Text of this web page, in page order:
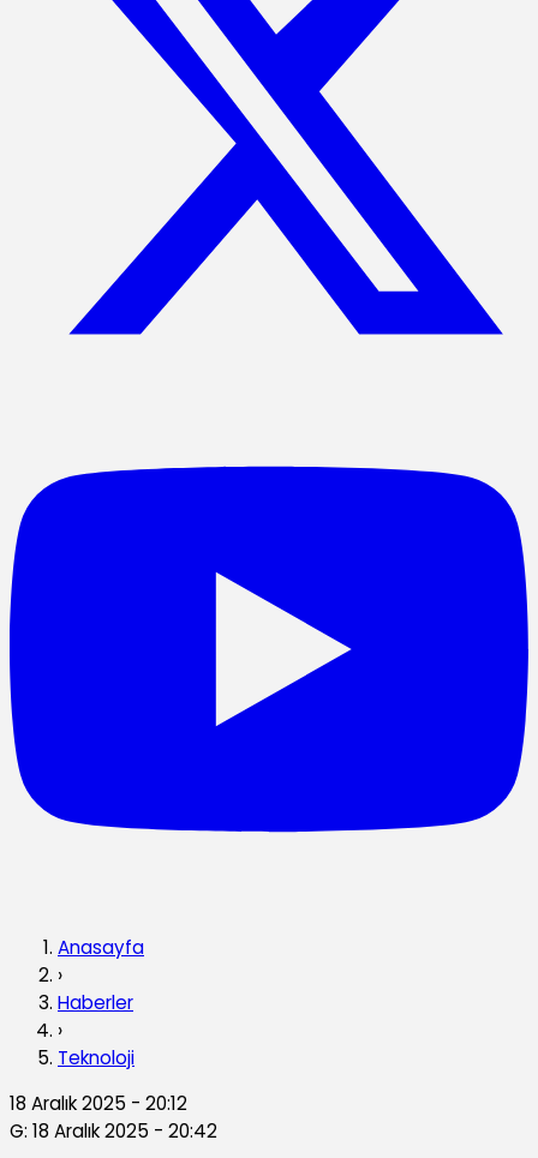
Anasayfa
›
Haberler
›
Teknoloji
18 Aralık 2025 - 20:12
G: 18 Aralık 2025 - 20:42